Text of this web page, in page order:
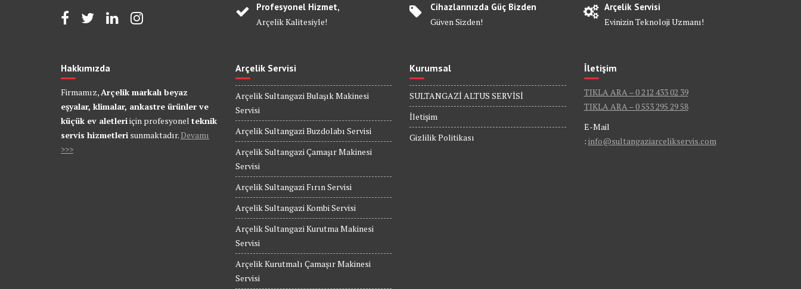
Profesyonel Hizmet,
Arçelik Kalitesiyle!
Cihazlarınızda Güç Bizden
Güven Sizden!
Arçelik Servisi
Evinizin Teknoloji Uzmanı!
Hakkımızda
Firmamız, Arçelik markalı beyaz
eşyalar, klimalar, ankastre ürünler ve
küçük ev aletleriiçin profesyonel teknik
servis hizmetleri sunmaktadır. Devamı
>>>
Arçelik Servisi
Arçelik Sultangazi Bulaşık Makinesi
Servisi
Arçelik Sultangazi Buzdolabı Servisi
Arçelik Sultangazi Çamaşır Makinesi
Servisi
Arçelik Sultangazi Fırın Servisi
Arçelik Sultangazi Kombi Servisi
Arçelik Sultangazi Kurutma Makinesi
Servisi
Arçelik Kurutmalı Çamaşır Makinesi
Servisi
Kurumsal
SULTANGAZİ ALTUS SERVİSİ
İletişim
Gizlilik Politikası
İletişim
TIKLA ARA – 0 212 433 02 39
TIKLA ARA – 0 553 295 29 58
E-Mail
: info@sultangaziarcelikservis.com